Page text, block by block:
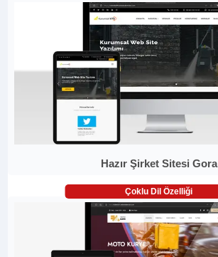
Hazır Şirket Sitesi Gora
Çoklu Dil Özelliği